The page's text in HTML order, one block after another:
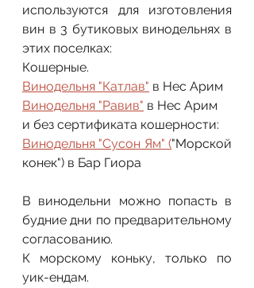
используются для изготовления
вин в 3 бутиковых винодельнях в
этих поселках:
Кошерные.
Винодельня "Катлав" в Нес Арим
Винодельня "Равив" в Нес Арим
и без сертификата кошерности:
Винодельня "Сусон Ям" ("Морской
конек") в Бар Гиора
В винодельни можно попасть в
будние дни по предварительному
согласованию.
К морскому коньку, только по
уик-ендам.